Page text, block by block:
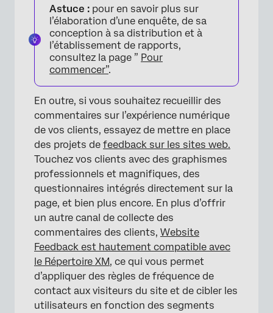
×
Astuce : pour en savoir plus sur
l’élaboration d’une enquête, de sa
conception à sa distribution et à
l’établissement de rapports,
consultez la page ” Pour
commencer”.
En outre, si vous souhaitez recueillir des
commentaires sur l’expérience numérique
de vos clients, essayez de mettre en place
des projets de feedback sur les sites web.
Touchez vos clients avec des graphismes
professionnels et magnifiques, des
questionnaires intégrés directement sur la
page, et bien plus encore. En plus d’offrir
un autre canal de collecte des
commentaires des clients, Website
Feedback est hautement compatible avec
le Répertoire XM, ce qui vous permet
d’appliquer des règles de fréquence de
contact aux visiteurs du site et de cibler les
utilisateurs en fonction des segments